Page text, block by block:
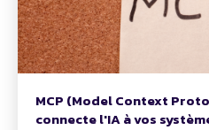
MCP (Model Context
connecte l'IA à vos